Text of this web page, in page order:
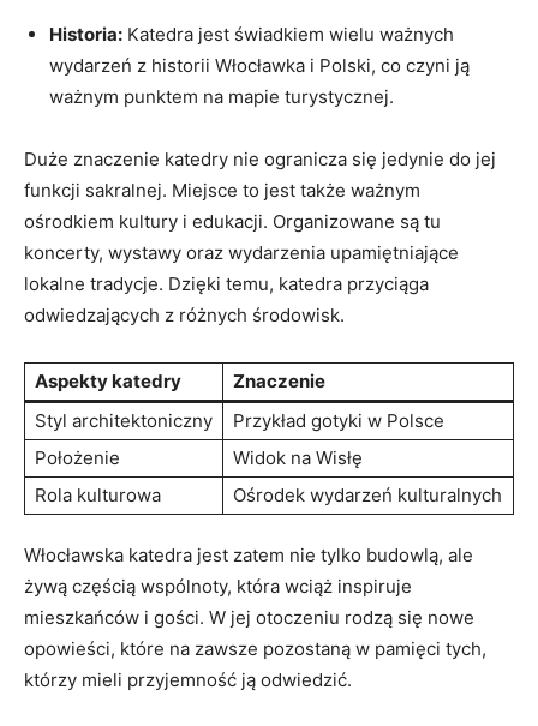
Historia: Katedra jest świadkiem wielu ⁣ważnych​
wydarzeń⁢ z historii ‍Włocławka i Polski,⁣ co czyni‍ ją
ważnym punktem⁤ na mapie⁤ turystycznej.
Duże‌ znaczenie ‍katedry nie ogranicza⁢ się jedynie ⁣do jej
funkcji sakralnej. Miejsce to⁢ jest także ważnym
ośrodkiem⁤ kultury‍ i edukacji.⁤ Organizowane są tu⁣
koncerty, wystawy oraz ⁢wydarzenia upamiętniające
lokalne ‍tradycje. Dzięki temu, katedra ⁢przyciąga⁤
odwiedzających⁤ z ⁤różnych środowisk.
Aspekty katedry
Znaczenie
Styl architektoniczny
Przykład​ gotyki w⁢ Polsce
Położenie
Widok na Wisłę
Rola kulturowa
Ośrodek⁢ wydarzeń‍ kulturalnych
Włocławska katedra jest zatem nie tylko budowlą, ale
żywą częścią wspólnoty, ⁤która​ wciąż inspiruje
mieszkańców i gości. ⁤W jej otoczeniu ⁤rodzą⁤ się nowe
opowieści, które na⁤ zawsze pozostaną w‍ pamięci tych,
którzy mieli przyjemność ją odwiedzić.